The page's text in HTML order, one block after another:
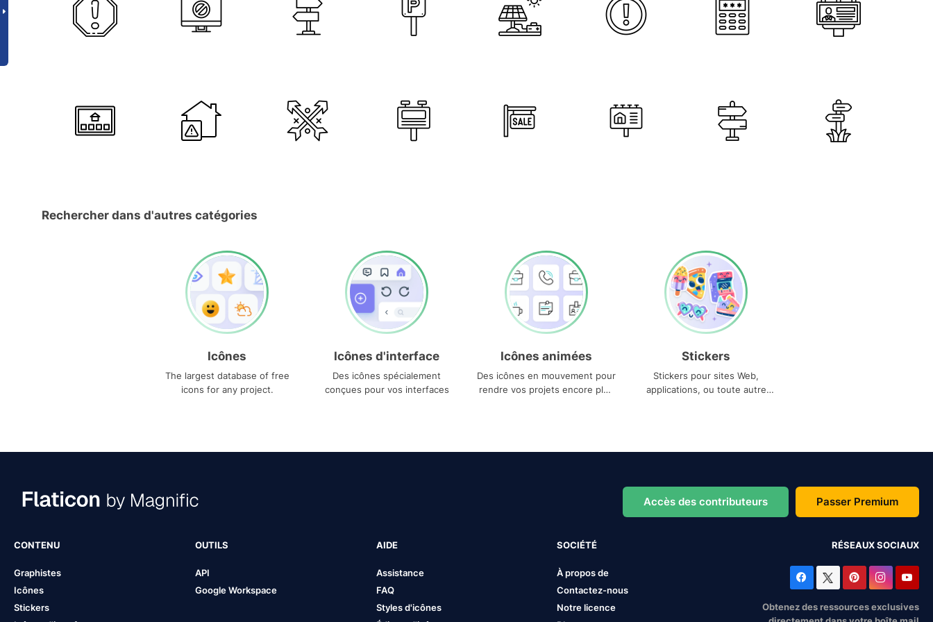
Rechercher dans d'autres catégories
Icônes
The largest database of free
icons for any project.
Icônes d'interface
Des icônes spécialement
conçues pour vos interfaces
Icônes animées
Des icônes en mouvement pour
rendre vos projets encore plus
Stickers
Stickers pour sites Web,
applications, ou toute autre
Accès des contributeurs Passer Premium
CONTENU
Graphistes
Icônes
Stickers
OUTILS
API
Google Workspace
AIDE
Assistance
FAQ
Styles d'icônes
SOCIÉTÉ
À propos de
Contactez-nous
Notre licence
RÉSEAUX SOCIAUX
Obtenez des ressources exclusives